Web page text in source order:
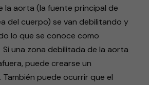
la aorta (la fuente principal de
del cuerpo) se van debilitando y
lo que se conoce como
una zona debilitada de la aorta
puede crearse un
puede ocurrir que el